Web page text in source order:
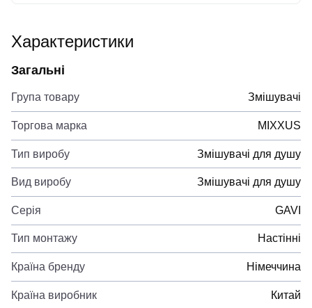
Характеристики
Загальні
Група товару Змішувачі
Торгова марка MIXXUS
Тип виробу Змішувачі для душу
Вид виробу Змішувачі для душу
Серія GAVI
Тип монтажу Настінні
Країна бренду Німеччина
Країна виробник Китай